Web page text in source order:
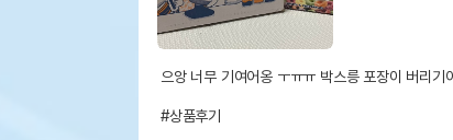
으앙 너무 기여어옹 ㅜㅠㅠ 박스릉 포장이 버리
#상품후기